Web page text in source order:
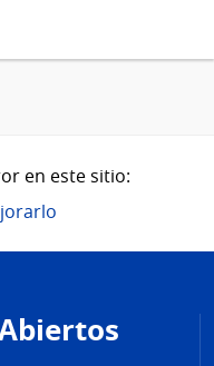
en este sitio: